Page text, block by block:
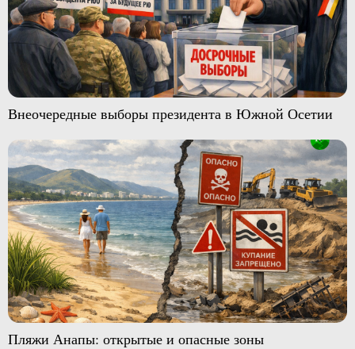
Внеочередные выборы президента в Южной Осетии
Пляжи Анапы: открытые и опасные зоны